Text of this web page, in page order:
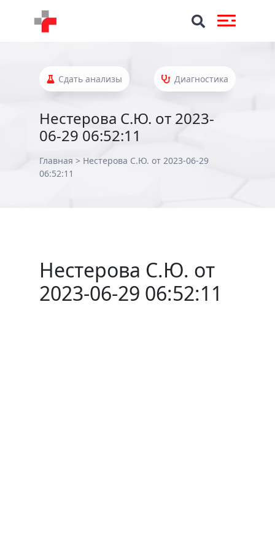
Сдать анализы Диагностика
Нестерова С.Ю. от 2023-
06-29 06:52:11
Главная > Нестерова С.Ю. от 2023-06-29
06:52:11
Нестерова С.Ю. от
2023-06-29 06:52:11